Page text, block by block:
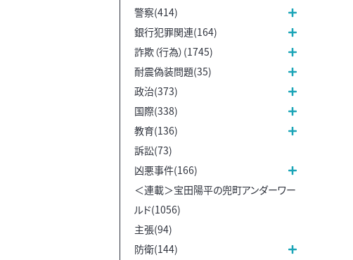
警察(414)
銀行犯罪関連(164)
詐欺（行為）(1745)
耐震偽装問題(35)
政治(373)
国際(338)
教育(136)
訴訟(73)
凶悪事件(166)
＜連載＞宝田陽平の兜町アンダーワー
ルド(1056)
主張(94)
防衛(144)